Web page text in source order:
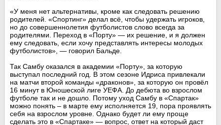
«У меня нет альтернативы, кроме как следовать решению
родителей. «Спортинг» делал всё, чтобы удержать игроков,
но до совершеннолетия футболистов слово всегда за
родителями. Переход в «Порту» — их решение, и я должен
ему следовать, если хочу представлять интересы молодых
футболистов», — говорил Бальде.
Так Самбу оказался в академии «Порту», за которую
выступал последний год. В этом сезоне Идриса привлекали
на матчи второй команды «драконов», за которую он провёл
16 минут в Юношеской лиге УЕФА. До дебюта во взрослом
футболе так и не дошло. Потому уход Самбу в «Спартак»
можно понять – в марте ему исполняется 19, пора проявлять
себя на взрослом уровне. Однако будет ли ему проще
сделать это в «Спартаке» — вопрос, ответ на который даст